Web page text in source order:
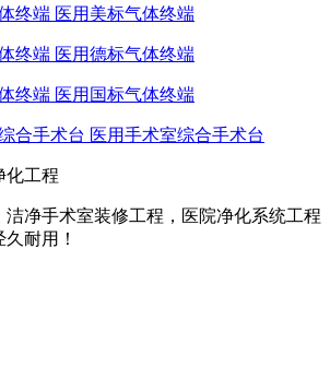
医用美标气体终端
医用德标气体终端
医用国标气体终端
医用手术室综合手术台
净手术室装修工程，医院净化系统工程
耐用！